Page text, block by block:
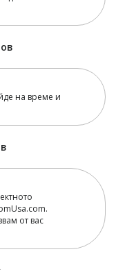
на време и
от вас